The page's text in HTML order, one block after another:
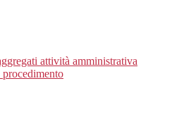
attività amministrativa